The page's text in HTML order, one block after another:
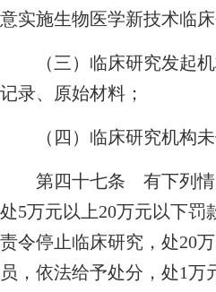
意实施生物医学新技术临床
（三）临床研究发起机
记录、原始材料；
（四）临床研究机构未
第四十七条 有下列情形
处5万元以上20万元以下
责令停止临床研究，处20
员，依法给予处分，处1